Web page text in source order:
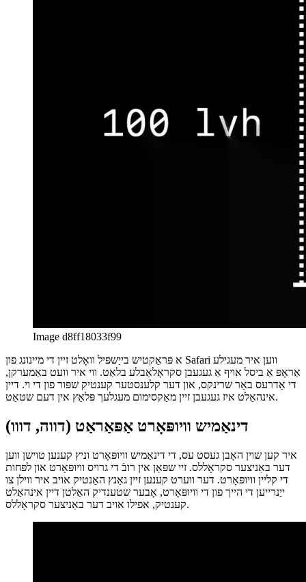
Image d8ff18033f99
א פּראַקטיש בייַשפּיל וואָלט זיין די מיינונג פון Safari ווען איר מעגילע
די אַדרעס באַר שרינקס, און דער קלענסטער קענטיק שפּור פון די וי. דיין
דינאַמיש וויופּאָרט אַפּאַראַט (דווה, דווו)
איר קען שוין האָבן געסט עס, די דינאַמיש וויופּאָרט וניץ קענען טוישן ווען
דער באַניצער סקראָללס. זיי שפּאַן אין רובֿ די גרויס וויופּאָרט און לפּחות
די קליין וויופּאָרט. דער ווערט קענען זיין גאַנץ האַנטיק אויב איר ווילן צו